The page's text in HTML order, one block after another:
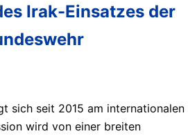
Irak-Einsatzes der
sich seit 2015 am internationalen
wird von einer breiten